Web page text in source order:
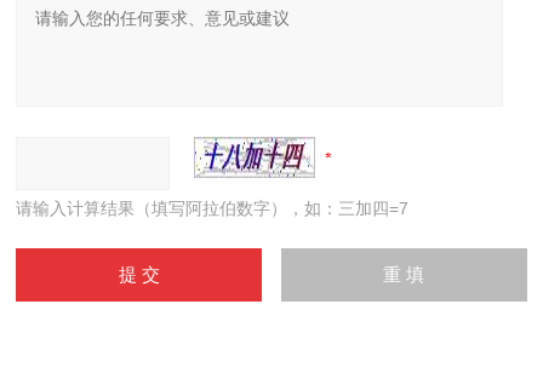
请输入计算结果（填写阿拉伯数字），如：三加四=7